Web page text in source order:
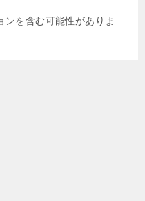
ンを含む可能性がありま